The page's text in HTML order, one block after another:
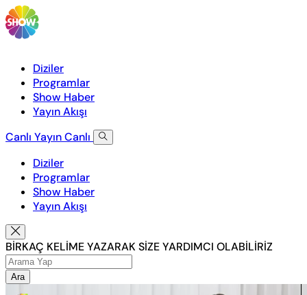
Diziler
Programlar
Show Haber
Yayın Akışı
Canlı YayınCanlı
Diziler
Programlar
Show Haber
Yayın Akışı
BİRKAÇ KELİME YAZARAK SİZE YARDIMCI OLABİLİRİZ
Ara